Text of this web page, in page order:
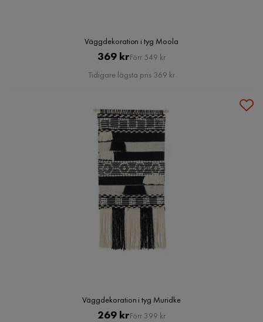
Väggdekoration i tyg Moola
Pris
369 krOriginal
Pris
Förr 549 kr
Tidigare lägsta pris 369 kr
Väggdekoration i tyg Muridke
Pris
269 krOriginal
Förr 399 kr